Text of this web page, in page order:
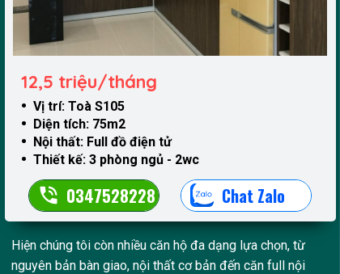
Hiện chúng tôi còn nhiều căn hộ đa dạng lựa chọn, từ
nguyên bản bàn giao, nội thất cơ bản đến căn full nội
12,5 triệu/tháng
Vị trí: Toà S105
Diện tích: 75m2
Nội thất: Full đồ điện tử
Thiết kế: 3 phòng ngủ - 2wc
0347528228 Chat Zalo